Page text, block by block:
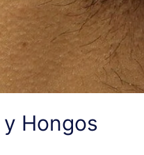
Hongos